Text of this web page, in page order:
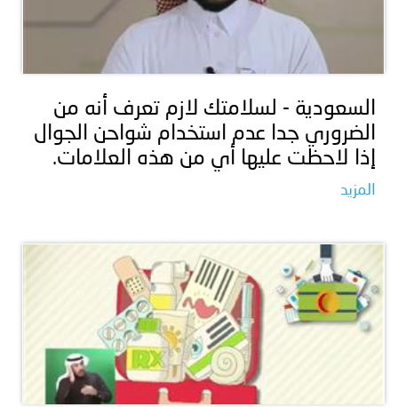
السعودية - لسلامتك لازم تعرف أنه من
الضروري جدا عدم استخدام شواحن الجوال
إذا لاحظت عليها أي من هذه العلامات.
المزيد